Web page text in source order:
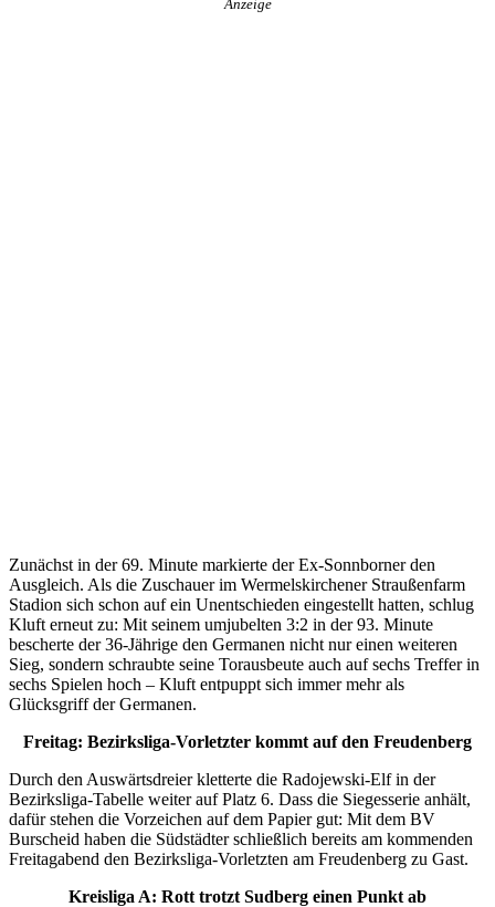
Anzeige
Zunächst in der 69. Minute markierte der Ex-Sonnborner den
Ausgleich. Als die Zuschauer im Wermelskirchener Straußenfarm
Stadion sich schon auf ein Unentschieden eingestellt hatten, schlug
Kluft erneut zu: Mit seinem umjubelten 3:2 in der 93. Minute
bescherte der 36-Jährige den Germanen nicht nur einen weiteren
Sieg, sondern schraubte seine Torausbeute auch auf sechs Treffer in
sechs Spielen hoch – Kluft entpuppt sich immer mehr als
Glücksgriff der Germanen.
Freitag: Bezirksliga-Vorletzter kommt auf den Freudenberg
Durch den Auswärtsdreier kletterte die Radojewski-Elf in der
Bezirksliga-Tabelle weiter auf Platz 6. Dass die Siegesserie anhält,
dafür stehen die Vorzeichen auf dem Papier gut: Mit dem BV
Burscheid haben die Südstädter schließlich bereits am kommenden
Freitagabend den Bezirksliga-Vorletzten am Freudenberg zu Gast.
Kreisliga A: Rott trotzt Sudberg einen Punkt ab